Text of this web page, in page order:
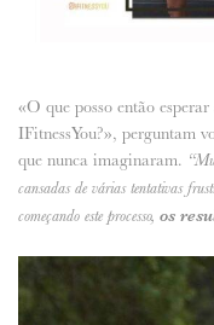
«O que posso então
IFitnessYou?», perguntam
que nunca imaginaram.
cansadas de várias tentativas
começando este processo, os